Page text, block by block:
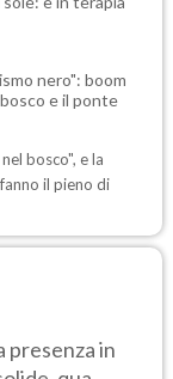
nero": boom
e il ponte
bosco", e la
il pieno di
presenza in